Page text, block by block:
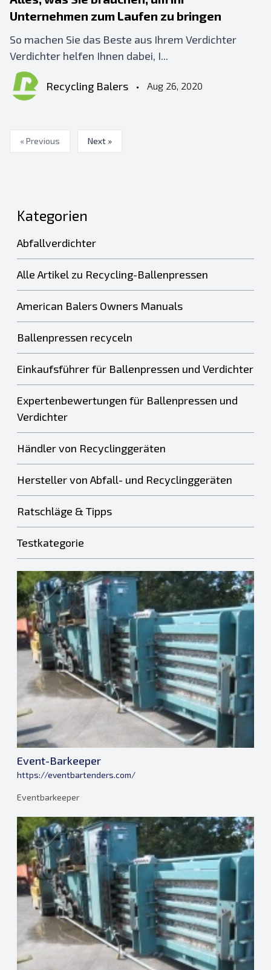
Unternehmen zum Laufen zu bringen
So machen Sie das Beste aus Ihrem Verdichter
Verdichter helfen Ihnen dabei, I...
Recycling Balers • Aug 26, 2020
« Previous Next »
Kategorien
Abfallverdichter
Alle Artikel zu Recycling-Ballenpressen
American Balers Owners Manuals
Ballenpressen recyceln
Einkaufsführer für Ballenpressen und Verdichter
Expertenbewertungen für Ballenpressen und
Verdichter
Händler von Recyclinggeräten
Hersteller von Abfall- und Recyclinggeräten
Ratschläge & Tipps
Testkategorie
Event-Barkeeper
https://eventbartenders.com/
Eventbarkeeper